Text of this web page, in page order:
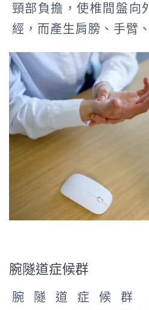
頸部負擔，使椎間盤向
經，而產生肩膀、手臂
腕隧道症候群
腕隧道症候群